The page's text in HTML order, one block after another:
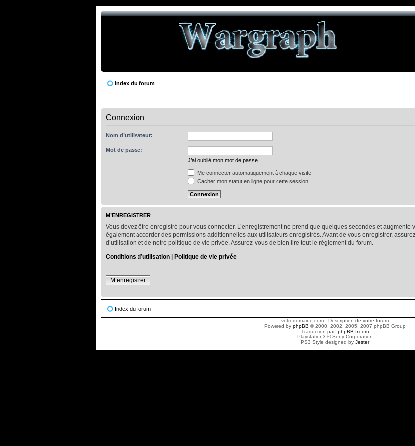
Index du forum
Connexion
Nom d’utilisateur:
Mot de passe:
J’ai oublié mon mot de passe
Me connecter automatiquement à chaque visite
Cacher mon statut en ligne pour cette session
M’ENREGISTRER
Vous devez être enregistré pour vous connecter. L’enregistrement ne prend que quelques secondes et augmente
également accorder des permissions additionnelles aux utilisateurs enregistrés. Avant de vous enregistrer,
d’utilisation et de notre politique de vie privée. Assurez-vous de bien lire tout le règlement du forum.
Conditions d’utilisation | Politique de vie privée
M’enregistrer
Index du forum
votredomaine.com - Description de votre forum
Powered by phpBB © 2000, 2002, 2005, 2007 phpBB Group
Traduction par: phpBB-fr.com
Playstation3 © Sony Corporation
PS3 Style designed by Jester